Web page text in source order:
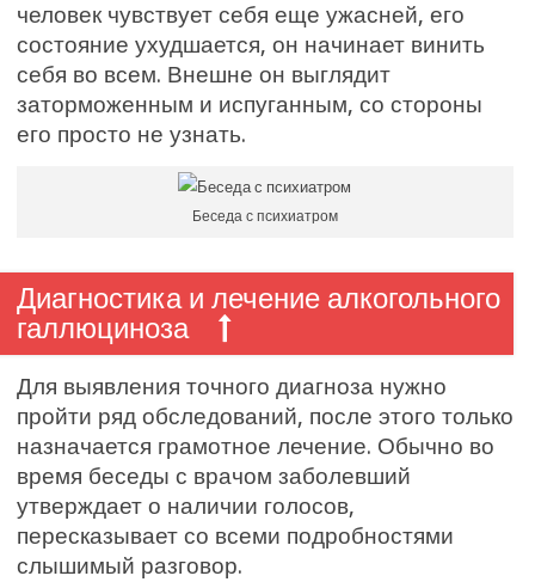
человек чувствует себя еще ужасней, его
состояние ухудшается, он начинает винить
себя во всем. Внешне он выглядит
заторможенным и испуганным, со стороны
его просто не узнать.
Беседа с психиатром
Диагностика и лечение алкогольного
галлюциноза
Для выявления точного диагноза нужно
пройти ряд обследований, после этого только
назначается грамотное лечение. Обычно во
время беседы с врачом заболевший
утверждает о наличии голосов,
пересказывает со всеми подробностями
слышимый разговор.